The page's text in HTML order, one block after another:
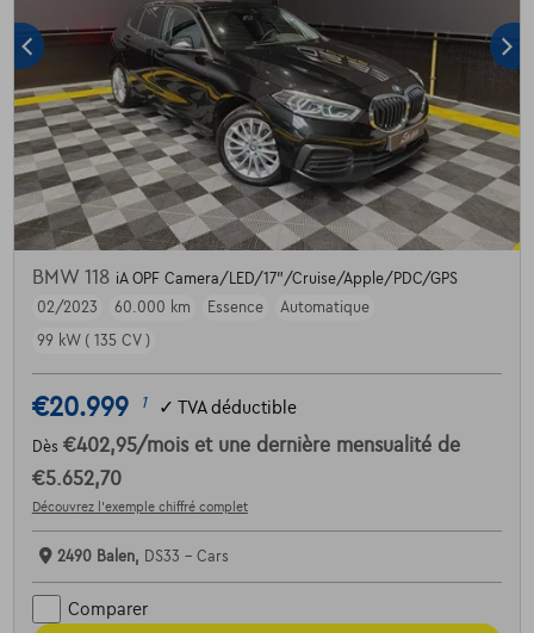
BMW 118 iA OPF Camera/LED/17"/Cruise/Apple/PDC/GPS
02/2023
60.000 km Essence
Automatique
99 kW ( 135 CV )
€20.999 1 ✓ TVA déductible
Dès €402,95/mois et une dernière mensualité de
€5.652,70
Découvrez l’exemple chiffré complet
2490 Balen, DS33 - Cars
Comparer